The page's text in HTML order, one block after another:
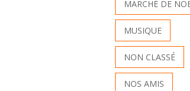
MARCHÉ DE
MUSIQUE
NON CLASSÉ
NOS AMIS